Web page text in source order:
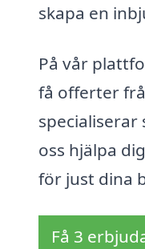
skapa en
På vår
få offerter
specialiserar
oss hjälpa
för just dina
Få 3